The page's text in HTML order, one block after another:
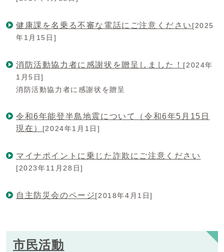
健康課を名乗る不審な電話にご注意ください [2025
年1月15日]
消防活動協力者に感謝状を贈呈しました！ [2024年
1月5日]
消防活動協力者に感謝状を贈呈
令和6年能登半島地震について（令和6年5月15日
現在）
[2024年1月1日]
マイナポイントに乗じた詐欺にご注意ください
[2023年11月28日]
自主防災会のページ[2018年4月1日]
市民活動